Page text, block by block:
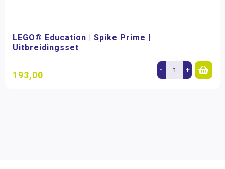
LEGO® Education | Spike Prime |
Uitbreidingsset
193,00 - +